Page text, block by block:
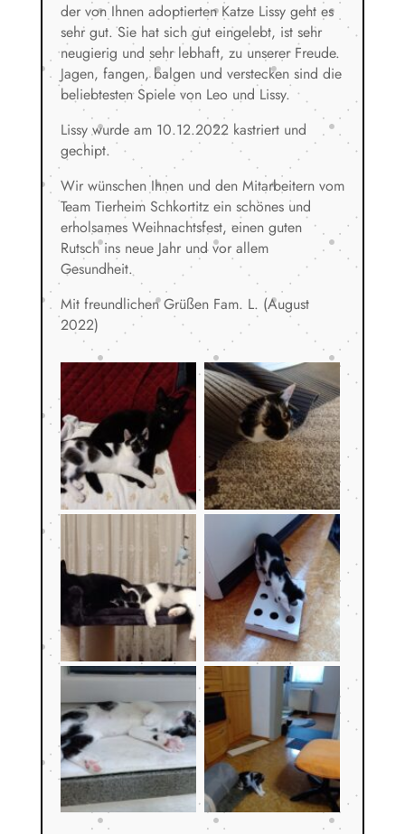
der von Ihnen adoptierten Katze Lissy geht es
sehr gut. Sie hat sich gut eingelebt, ist sehr
neugierig und sehr lebhaft, zu unserer Freude.
Jagen, fangen, balgen und verstecken sind die
beliebtesten Spiele von Leo und Lissy.
Lissy wurde am 10.12.2022 kastriert und
gechipt.
Wir wünschen Ihnen und den Mitarbeitern vom
Team Tierheim Schkortitz ein schönes und
erholsames Weihnachtsfest, einen guten
Rutsch ins neue Jahr und vor allem
Gesundheit.
Mit freundlichen Grüßen Fam. L. (August
2022)